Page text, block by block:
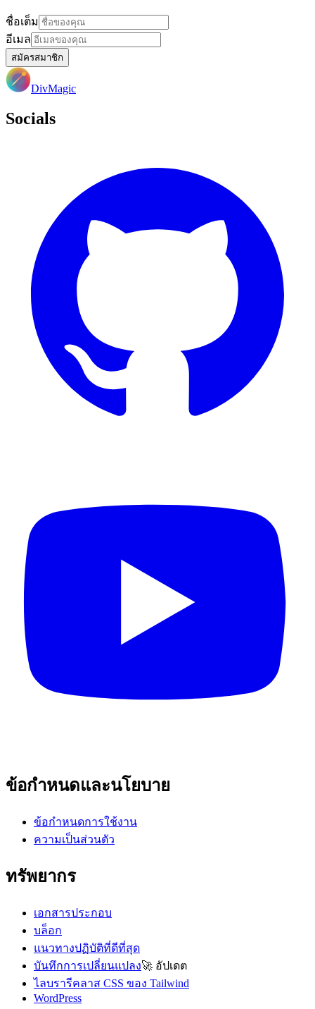
ชื่อเต็ม
อีเมล
สมัครสมาชิก
DivMagic
Socials
ข้อกำหนดและนโยบาย
ข้อกำหนดการใช้งาน
ความเป็นส่วนตัว
ทรัพยากร
เอกสารประกอบ
บล็อก
แนวทางปฏิบัติที่ดีที่สุด
บันทึกการเปลี่ยนแปลง🚀 อัปเดต
ไลบรารีคลาส CSS ของ Tailwind
WordPress